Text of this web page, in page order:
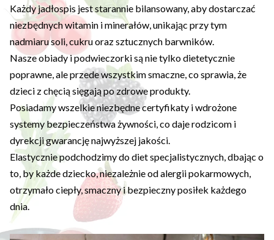
Każdy jadłospis jest starannie bilansowany, aby dostarczać
niezbędnych witamin i minerałów, unikając przy tym
nadmiaru soli, cukru oraz sztucznych barwników.
Nasze obiady i podwieczorki są nie tylko dietetycznie
poprawne, ale przede wszystkim smaczne, co sprawia, że
dzieci z chęcią sięgają po zdrowe produkty.
Posiadamy wszelkie niezbędne certyfikaty i wdrożone
systemy bezpieczeństwa żywności, co daje rodzicom i
dyrekcji gwarancję najwyższej jakości.
Elastycznie podchodzimy do diet specjalistycznych, dbając o
to, by każde dziecko, niezależnie od alergii pokarmowych,
otrzymało ciepły, smaczny i bezpieczny posiłek każdego
dnia.